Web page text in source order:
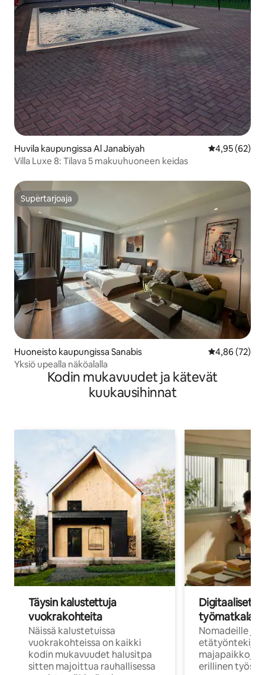
Huvila kaupungissa Al Janabiyah
4,95 (62)
Villa Luxe 8: Tilava 5 makuuhuoneen keidas
Supertarjoaja
Supertarjoaja
Huoneisto kaupungissa Sanabis
4,86 (72)
Yksiö upealla näköalalla
Kodin mukavuudet ja kätevät
kuukausihinnat
Täysin kalustettuja
vuokrakohteita
Näissä kalustetuissa
vuokrakohteissa on kaikki
kodin mukavuudet halusitpa
sitten majoittua rauhallisessa
Digitaaliset
Nomadeille ja
majapaikkoja,
erillinen